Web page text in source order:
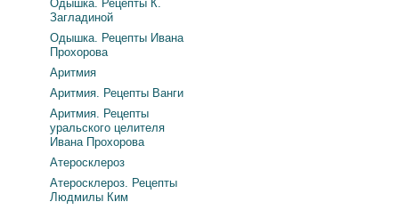
Одышка. Рецепты К.
Загладиной
Одышка. Рецепты Ивана
Прохорова
Аритмия
Аритмия. Рецепты Ванги
Аритмия. Рецепты
уральского целителя
Ивана Прохорова
Атеросклероз
Атеросклероз. Рецепты
Людмилы Ким